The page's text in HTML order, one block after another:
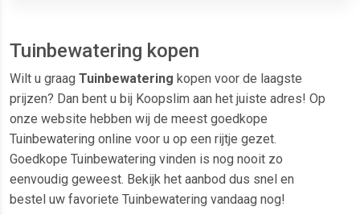
Tuinbewatering kopen
Wilt u graag Tuinbewatering kopen voor de laagste
prijzen? Dan bent u bij Koopslim aan het juiste adres! Op
onze website hebben wij de meest goedkope
Tuinbewatering online voor u op een rijtje gezet.
Goedkope Tuinbewatering vinden is nog nooit zo
eenvoudig geweest. Bekijk het aanbod dus snel en
bestel uw favoriete Tuinbewatering vandaag nog!